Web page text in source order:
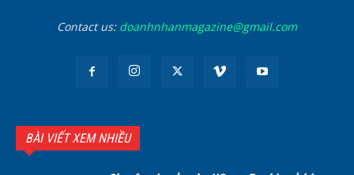
Contact us: doanhnhanmagazine@gmail.com
BÀI VIẾT XEM NHIỀU